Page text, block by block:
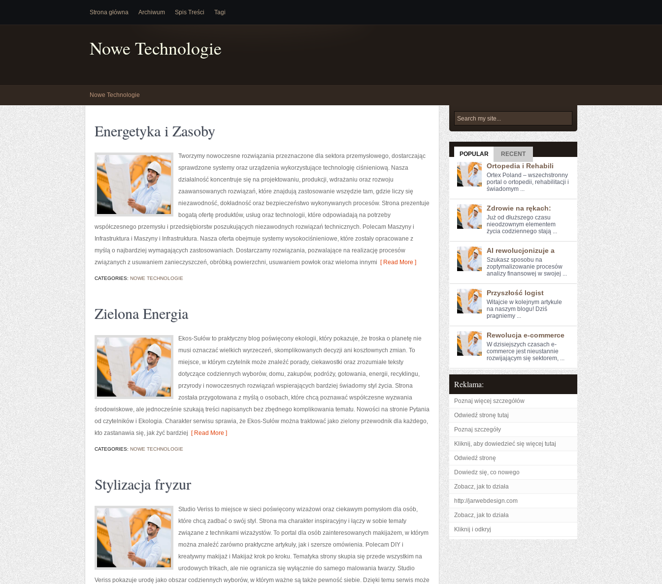
Strona główna Archiwum Spis Treści Tagi
Nowe Technologie
Nowe Technologie
Energetyka i Zasoby
Tworzymy nowoczesne rozwiązania przeznaczone dla sektora przemysłowego, dostarczając
sprawdzone systemy oraz urządzenia wykorzystujące technologię ciśnieniową. Nasza
działalność koncentruje się na projektowaniu, produkcji, wdrażaniu oraz rozwoju
zaawansowanych rozwiązań, które znajdują zastosowanie wszędzie tam, gdzie liczy się
niezawodność, dokładność oraz bezpieczeństwo wykonywanych procesów. Strona prezentuje
bogatą ofertę produktów, usług oraz technologii, które odpowiadają na potrzeby
współczesnego przemysłu i przedsiębiorstw poszukujących niezawodnych rozwiązań technicznych. Polecam Maszyny i
Infrastruktura i Maszyny i Infrastruktura. Nasza oferta obejmuje systemy wysokociśnieniowe, które zostały opracowane z
myślą o najbardziej wymagających zastosowaniach. Dostarczamy rozwiązania, pozwalające na realizację procesów
związanych z usuwaniem zanieczyszczeń, obróbką powierzchni, usuwaniem powłok oraz wieloma innymi [ Read More ]
CATEGORIES: NOWE TECHNOLOGIE
Zielona Energia
Ekos-Sułów to praktyczny blog poświęcony ekologii, który pokazuje, że troska o planetę nie
musi oznaczać wielkich wyrzeczeń, skomplikowanych decyzji ani kosztownych zmian. To
miejsce, w którym czytelnik może znaleźć porady, ciekawostki oraz zrozumiałe teksty
dotyczące codziennych wyborów, domu, zakupów, podróży, gotowania, energii, recyklingu,
przyrody i nowoczesnych rozwiązań wspierających bardziej świadomy styl życia. Strona
została przygotowana z myślą o osobach, które chcą poznawać współczesne wyzwania
środowiskowe, ale jednocześnie szukają treści napisanych bez zbędnego komplikowania tematu. Nowości na stronie Pytania
od czytelników i Ekologia. Charakter serwisu sprawia, że Ekos-Sułów można traktować jako zielony przewodnik dla każdego,
kto zastanawia się, jak żyć bardziej [ Read More ]
CATEGORIES: NOWE TECHNOLOGIE
Stylizacja fryzur
Studio Veriss to miejsce w sieci poświęcony wizażowi oraz ciekawym pomysłom dla osób,
które chcą zadbać o swój styl. Strona ma charakter inspiracyjny i łączy w sobie tematy
związane z technikami wizażystów. To portal dla osób zainteresowanych makijażem, w którym
można znaleźć zarówno praktyczne artykuły, jak i szersze omówienia. Polecam DIY i
kreatywny makijaż i Makijaż krok po kroku. Tematyka strony skupia się przede wszystkim na
urodowych trikach, ale nie ogranicza się wyłącznie do samego malowania twarzy. Studio
Veriss pokazuje urodę jako obszar codziennych wyborów, w którym ważne są także pewność siebie. Dzięki temu serwis może
POPULAR RECENT
Ortopedia i Rehabili
Ortex Poland – wszechstronny
portal o ortopedii, rehabilitacji i
świadomym ...
Zdrowie na rękach:
Już od dłuższego ⁣czasu
nieodzownym elementem
życia codziennego stają ...
AI rewolucjonizuje a
Szukasz sposobu na
zoptymalizowanie ⁤procesów
analizy finansowej w swojej ...
Przyszłość logist
Witajcie w kolejnym artykule⁣
na naszym blogu! Dziś
pragniemy⁤ ...
Rewolucja e-commerce
W dzisiejszych‌ czasach e-
commerce jest nieustannie
rozwijającym się ​sektorem, ...
Reklama:
Poznaj więcej szczegółów
Odwiedź stronę tutaj
Poznaj szczegóły
Kliknij, aby dowiedzieć się więcej tutaj
Odwiedź stronę
Dowiedz się, co nowego
Zobacz, jak to działa
http://jarwebdesign.com
Zobacz, jak to działa
Kliknij i odkryj